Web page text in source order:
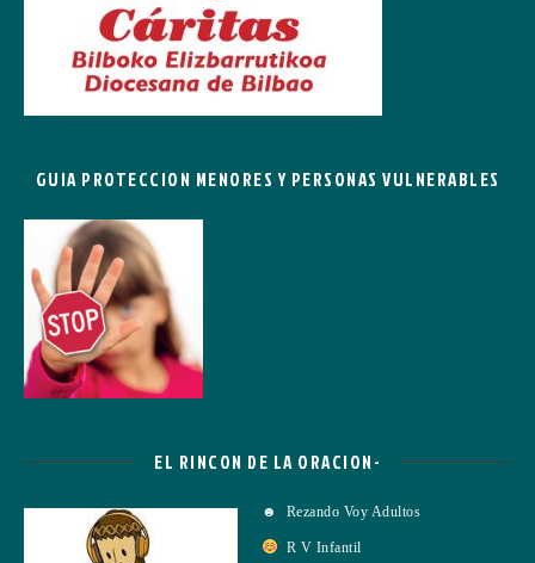
GUIA PROTECCION MENORES Y PERSONAS VULNERABLES
EL RINCON DE LA ORACION-
☻ Rezando Voy Adultos
R V Infantil